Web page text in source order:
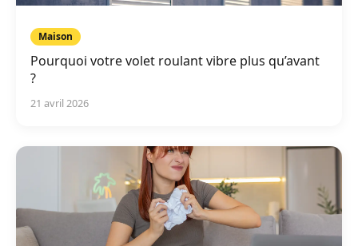
Maison
Pourquoi votre volet roulant vibre plus qu’avant
?
21 avril 2026